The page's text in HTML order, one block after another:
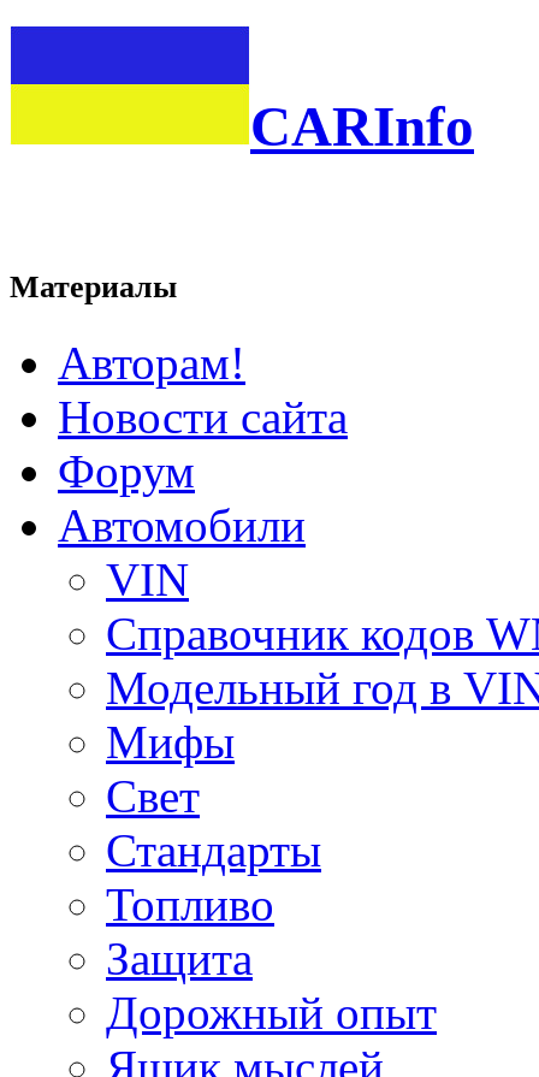
CARInfo
Материалы
Авторам!
Новости сайта
Форум
Автомобили
VIN
Справочник кодов
Модельный год в
Мифы
Свет
Стандарты
Топливо
Защита
Дорожный опыт
Ящик мыслей